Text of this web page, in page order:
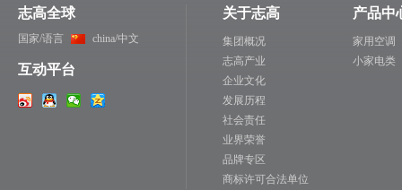
志高全球
国家/语言 china/中文
互动平台
关于志高
集团概况
志高产业
企业文化
发展历程
社会责任
业界荣誉
品牌专区
商标许可合法单位
产品中
家用空调
小家电类